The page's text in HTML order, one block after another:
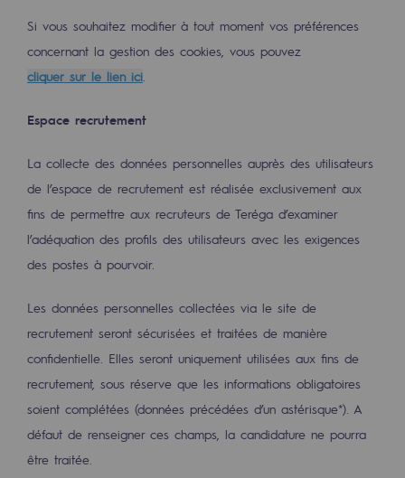
Responsabilité sociale et
Energiz Mouv
Energiz Mouv
Le programme social et territorial de
Territorial
Territorial
Engagements auprès des territoires
Social
Notre investissement dans les
Inclusion
Mixité et égalité Femme-Homme
QVCT
Si vous souhaitez modifier à tout moment vos préférences
concernant la gestion des cookies, vous pouvez
cliquer sur le lien ici
Espace recrutement
La collecte des données personnelles auprès des utilisateurs
de l’espace de recrutement est réalisée exclusivement aux
fins de permettre aux recruteurs de Teréga d’examiner
l’adéquation des profils des utilisateurs avec les exigences
des postes à pourvoir.
Les données personnelles collectées via le site de
recrutement seront sécurisées et traitées de manière
confidentielle. Elles seront uniquement utilisées aux fins de
recrutement, sous réserve que les informations obligatoires
soient complétées (données précédées d’un astérisque*). A
défaut de renseigner ces champs, la candidature ne pourra
être traitée.